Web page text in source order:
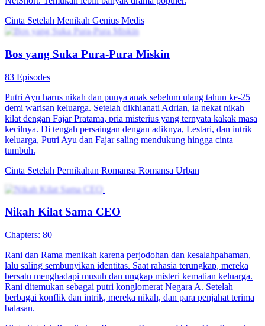
Cinta Setelah Nikah
80 Episodes
Cindy menikahi Hendy demi bayar utang, baru tahu dia masih
mencintai orang lain. Saat Cindy ingin cerai, Hendy justru
me...Tonton Cinta Setelah Nikah secara gratis di NetShort. Temukan
lebih banyak drama populer.
PerkotaanCinta Setelah Perceraian